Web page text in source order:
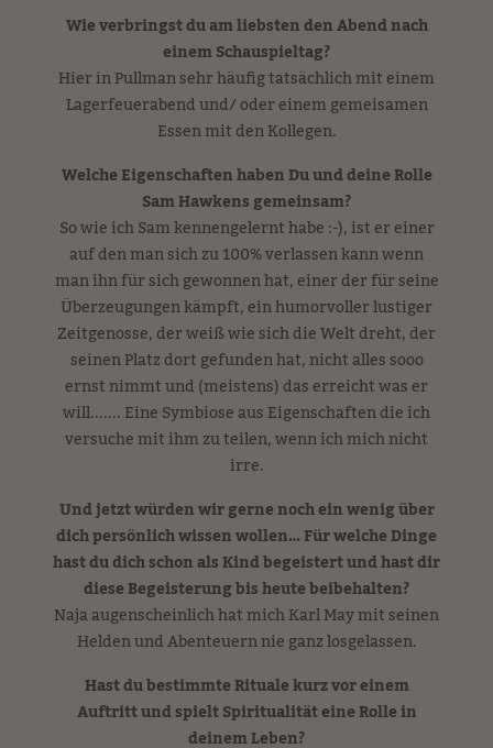
Wie verbringst du am liebsten den Abend nach
einem Schauspieltag?
Hier in Pullman sehr häufig tatsächlich mit einem
Lagerfeuerabend und/ oder einem gemeisamen
Essen mit den Kollegen.
Welche Eigenschaften haben Du und deine Rolle
Sam Hawkens gemeinsam?
So wie ich Sam kennengelernt habe :-), ist er einer
auf den man sich zu 100% verlassen kann wenn
man ihn für sich gewonnen hat, einer der für seine
Überzeugungen kämpft, ein humorvoller lustiger
Zeitgenosse, der weiß wie sich die Welt dreht, der
seinen Platz dort gefunden hat, nicht alles sooo
ernst nimmt und (meistens) das erreicht was er
will....... Eine Symbiose aus Eigenschaften die ich
versuche mit ihm zu teilen, wenn ich mich nicht
irre.
Und jetzt würden wir gerne noch ein wenig über
dich persönlich wissen wollen… Für welche Dinge
hast du dich schon als Kind begeistert und hast dir
diese Begeisterung bis heute beibehalten?
Naja augenscheinlich hat mich Karl May mit seinen
Helden und Abenteuern nie ganz losgelassen.
Hast du bestimmte Rituale kurz vor einem
Auftritt und spielt Spiritualität eine Rolle in
deinem Leben?